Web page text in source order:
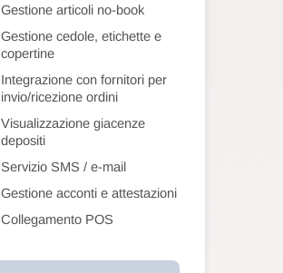
Gestione articoli no-book
Gestione cedole, etichette e
copertine
Integrazione con fornitori per
invio/ricezione ordini
Visualizzazione giacenze
depositi
Servizio SMS / e-mail
Gestione acconti e attestazioni
Collegamento POS